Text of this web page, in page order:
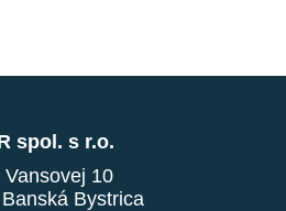
spol. s r.o.
Vansovej 10
Bystrica